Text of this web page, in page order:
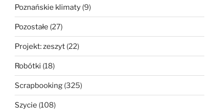
Poznańskie klimaty (9)
Pozostałe (27)
Projekt: zeszyt (22)
Robótki (18)
Scrapbooking (325)
Szycie (108)